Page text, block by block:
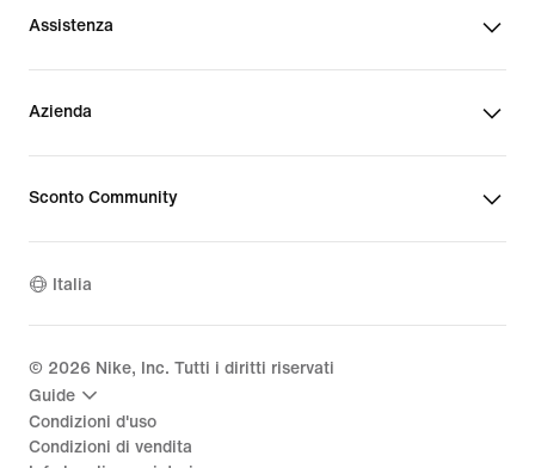
Assistenza
Azienda
Sconto Community
Italia
© 2026 Nike, Inc. Tutti i diritti riservati
Guide
Condizioni d'uso
Condizioni di vendita